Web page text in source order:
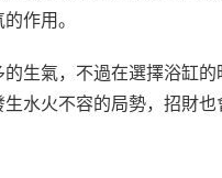
作用。
生氣，不過在選擇浴缸的
水火不容的局勢，招財也